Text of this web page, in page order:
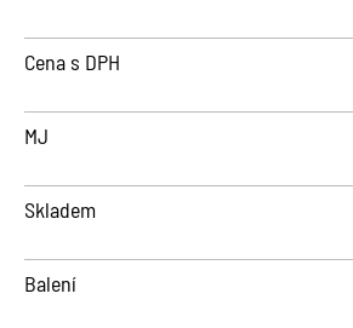
Cena s DPH
MJ
Skladem
Balení